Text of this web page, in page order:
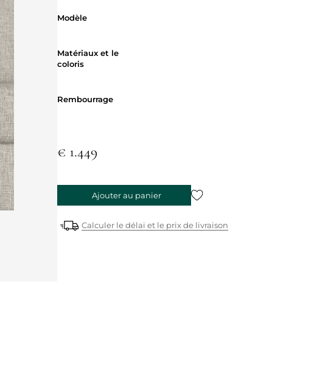
Modèle
Matériaux et le
coloris
Rembourrage
€ 1.449
Ajouter au panier
Calculer le délai et le prix de livraison